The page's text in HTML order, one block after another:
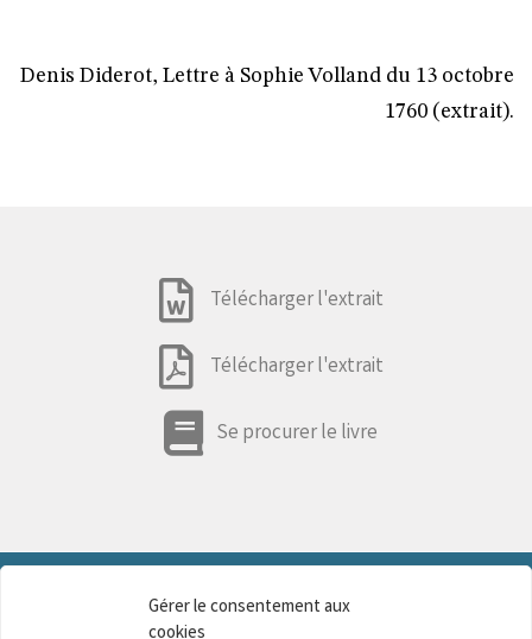
Gérer le consentement aux
Denis Diderot, Lettre à Sophie Volland du 13 octobre
1760 (extrait).
Télécharger l'extrait
Télécharger l'extrait
Se procurer le livre